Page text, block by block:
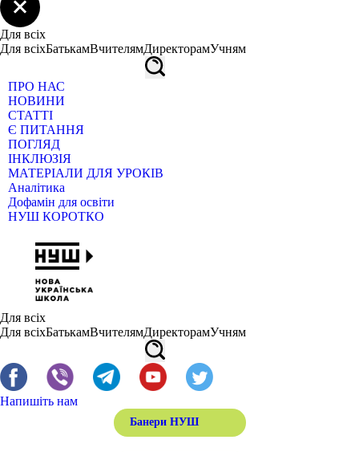
Для всіх
Для всіхБатькамВчителямДиректорамУчням
ПРО НАС
НОВИНИ
СТАТТІ
Є ПИТАННЯ
ПОГЛЯД
ІНКЛЮЗІЯ
МАТЕРІАЛИ ДЛЯ УРОКІВ
Аналітика
Дофамін для освіти
НУШ КОРОТКО
Для всіх
Для всіхБатькамВчителямДиректорамУчням
Напишіть нам
Банери НУШ